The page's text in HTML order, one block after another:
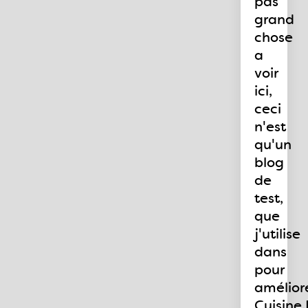
grand
chose
a
voir
ici,
ceci
n'est
qu'un
blog
de
test,
que
j'utilise
dans
pour